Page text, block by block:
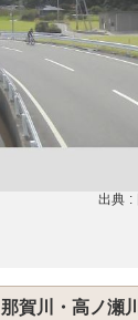
出典
那賀川・高ノ瀬川